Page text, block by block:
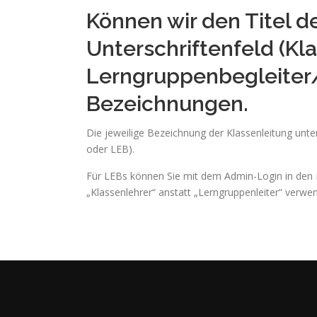
Können wir den Titel
Unterschriftenfeld
Bezeichnungen.
Die jeweilige Bezeichnung der Klassenleitung
oder LEB).
Für LEBs können Sie mit dem Admin-Login in
„Klassenlehrer“ anstatt „Lerngruppenleiter“